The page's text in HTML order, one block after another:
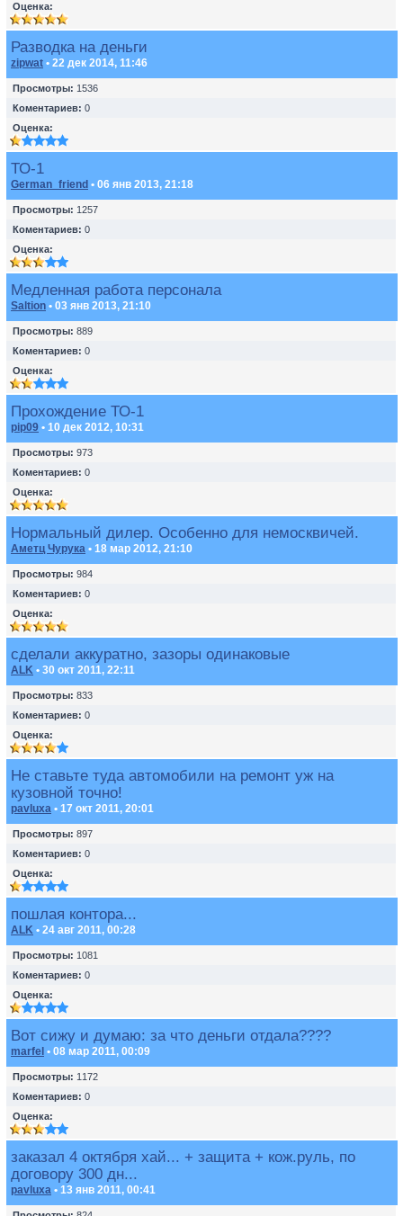
Оценка:
Разводка на деньги
zipwat • 22 дек 2014, 11:46
Просмотры: 1536
Коментариев: 0
Оценка:
ТО-1
German_friend • 06 янв 2013, 21:18
Просмотры: 1257
Коментариев: 0
Оценка:
Медленная работа персонала
Saltion • 03 янв 2013, 21:10
Просмотры: 889
Коментариев: 0
Оценка:
Прохождение ТО-1
pip09 • 10 дек 2012, 10:31
Просмотры: 973
Коментариев: 0
Оценка:
Нормальный дилер. Особенно для немосквичей.
Аметц Чурука • 18 мар 2012, 21:10
Просмотры: 984
Коментариев: 0
Оценка:
сделали аккуратно, зазоры одинаковые
ALK • 30 окт 2011, 22:11
Просмотры: 833
Коментариев: 0
Оценка:
Не ставьте туда автомобили на ремонт уж на
кузовной точно!
pavluxa • 17 окт 2011, 20:01
Просмотры: 897
Коментариев: 0
Оценка:
пошлая контора...
ALK • 24 авг 2011, 00:28
Просмотры: 1081
Коментариев: 0
Оценка:
Вот сижу и думаю: за что деньги отдала????
marfel • 08 мар 2011, 00:09
Просмотры: 1172
Коментариев: 0
Оценка:
заказал 4 октября хай... + защита + кож.руль, по
договору 300 дн...
pavluxa • 13 янв 2011, 00:41